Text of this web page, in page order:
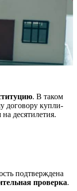
. В таком
договору купли-
десятилетия.
подтверждена
проверка.